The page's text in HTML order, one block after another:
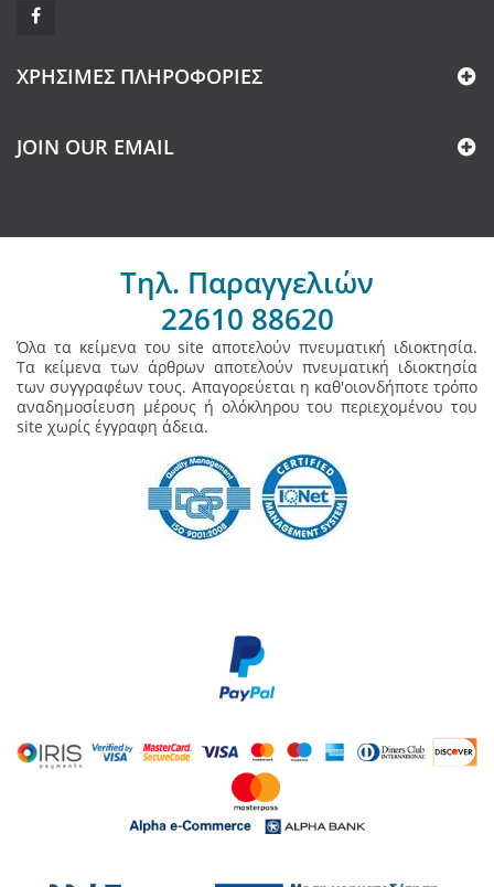
ΧΡΉΣΙΜΕΣ ΠΛΗΡΟΦΟΡΊΕΣ
JOIN OUR EMAIL
Τηλ. Παραγγελιών
22610 88620
Όλα τα κείμενα του site αποτελούν πνευματική ιδιοκτησία.
Τα κείμενα των άρθρων αποτελούν πνευματική ιδιοκτησία
των συγγραφέων τους. Απαγορεύεται η καθ'οιονδήποτε τρόπο
αναδημοσίευση μέρους ή ολόκληρου του περιεχομένου του
site χωρίς έγγραφη άδεια.